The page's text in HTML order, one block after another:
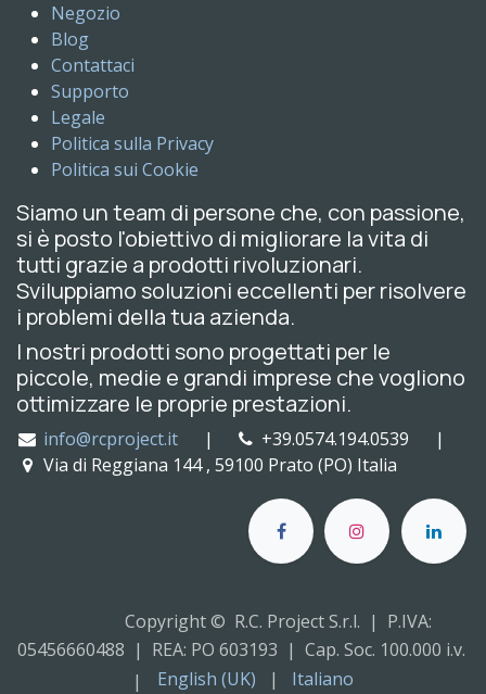
Negozio
Blog
Contattaci
Supporto
Legale
Politica sulla Privacy
Politica sui Cookie
Siamo un team di persone che, con passione,
si è posto l'obiettivo di migliorare la vita di
tutti grazie a prodotti rivoluzionari.
Sviluppiamo soluzioni eccellenti per risolvere
i problemi della tua azienda.
I nostri prodotti sono progettati per le
piccole, medie e grandi imprese che vogliono
ottimizzare le proprie prestazioni.
info@rcproject.it|
+39.0574.194.0539 |
Via di Reggiana 144 , 59100 Prato (PO) Italia
Copyright © R.C. Project S.r.l. | P.IVA:
05456660488 | REA: PO 603193 | Cap. Soc. 100.000 i.v.
|
English (UK) | Italiano